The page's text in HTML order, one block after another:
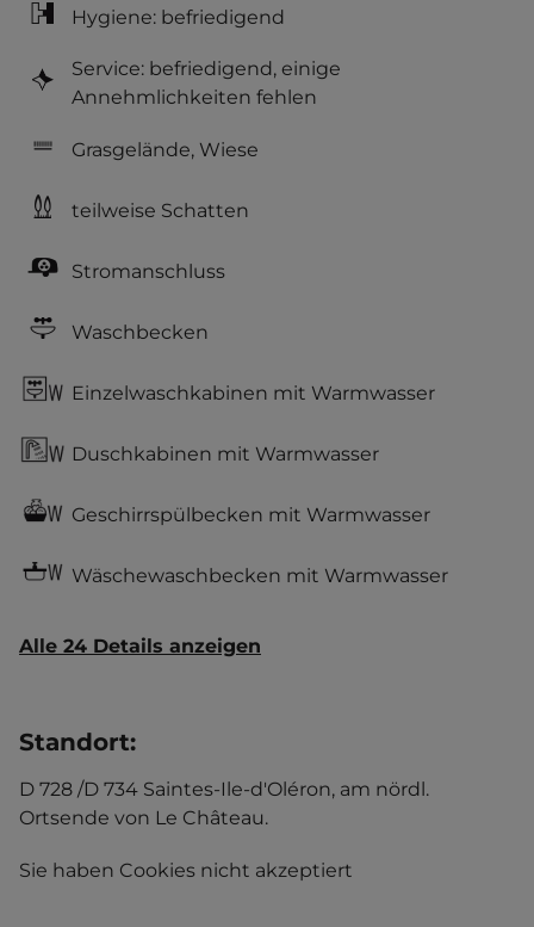
Hygiene: befriedigend
Service: befriedigend, einige
Annehmlichkeiten fehlen
Grasgelände, Wiese
teilweise Schatten
Stromanschluss
Waschbecken
Einzelwaschkabinen mit Warmwasser
Duschkabinen mit Warmwasser
Geschirrspülbecken mit Warmwasser
Wäschewaschbecken mit Warmwasser
Alle 24 Details anzeigen
Standort:
D 728 /D 734 Saintes-Ile-d'Oléron, am nördl.
Ortsende von Le Château.
Sie haben Cookies nicht akzeptiert